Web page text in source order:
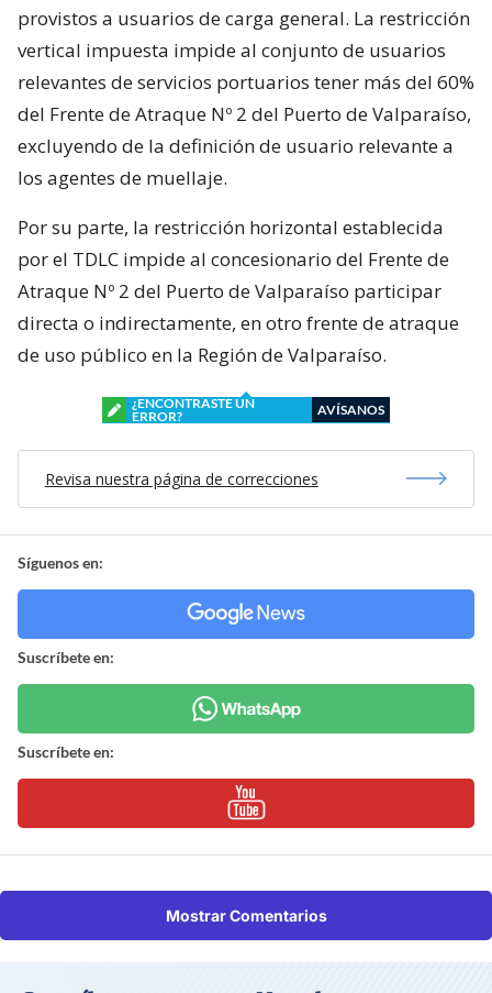
provistos a usuarios de carga general. La restricción
vertical impuesta impide al conjunto de usuarios
relevantes de servicios portuarios tener más del 60%
del Frente de Atraque Nº 2 del Puerto de Valparaíso,
excluyendo de la definición de usuario relevante a
los agentes de muellaje.
Por su parte, la restricción horizontal establecida
por el TDLC impide al concesionario del Frente de
Atraque Nº 2 del Puerto de Valparaíso participar
directa o indirectamente, en otro frente de atraque
de uso público en la Región de Valparaíso.
¿ENCONTRASTE UN
ERROR?
AVÍSANOS
Revisa nuestra página de correcciones
Síguenos en:
Suscríbete en:
Suscríbete en:
Mostrar Comentarios